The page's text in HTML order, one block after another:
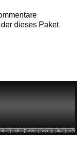
dieses Paket